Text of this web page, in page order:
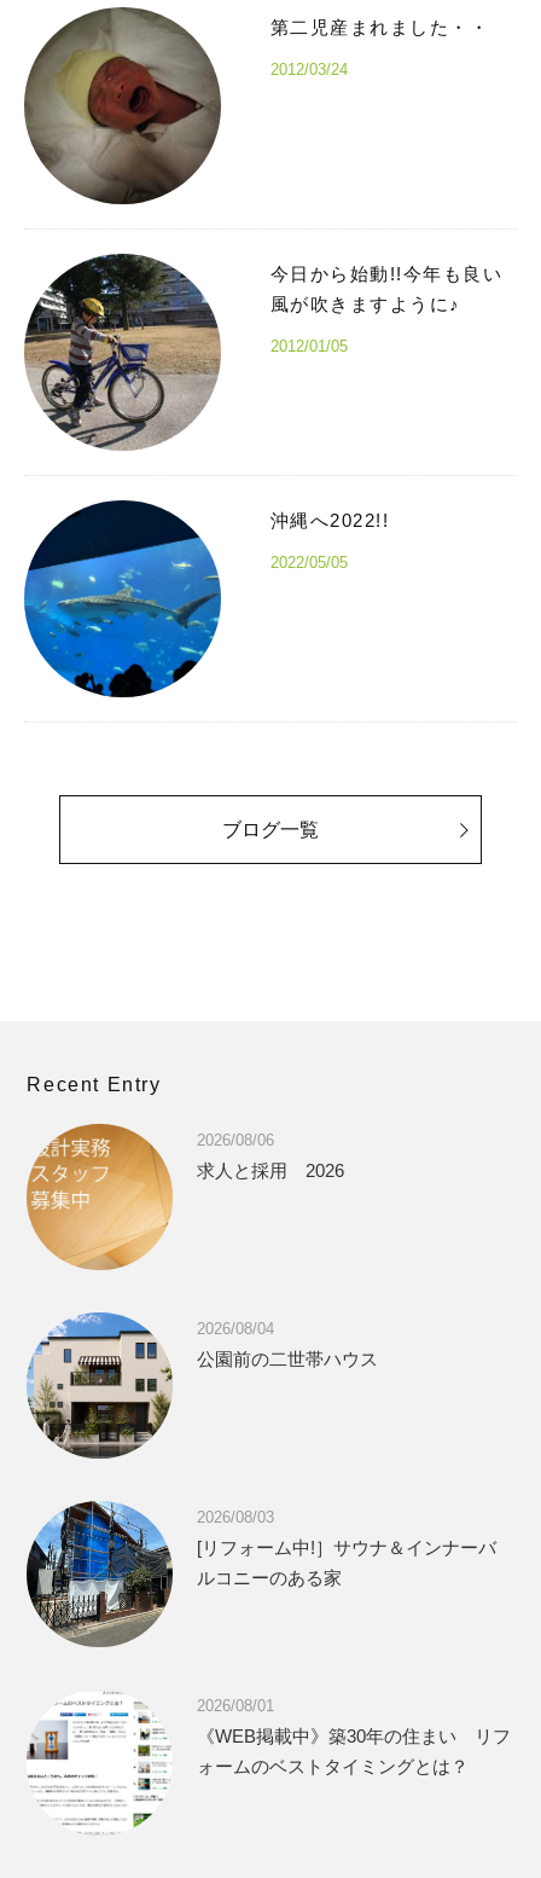
第二児産まれました・・
2012/03/24
今日から始動!!今年も良い
風が吹きますように♪
2012/01/05
沖縄へ2022!!
2022/05/05
ブログ一覧
Recent Entry
2026/08/06
求人と採用 2026
2026/08/04
公園前の二世帯ハウス
2026/08/03
[リフォーム中!］サウナ＆インナーバ
ルコニーのある家
2026/08/01
《WEB掲載中》築30年の住まい リフ
ォームのベストタイミングとは？